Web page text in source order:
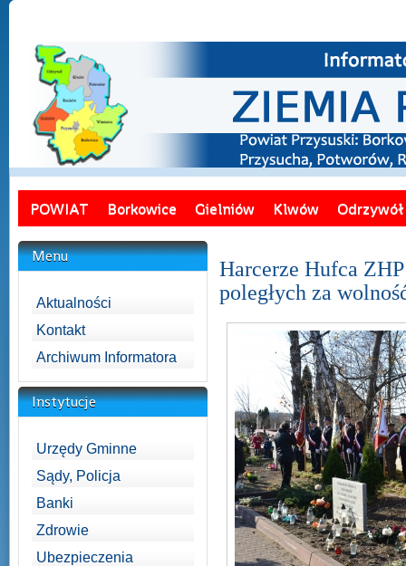
POWIAT Borkowice Gielniów Klwów Odrzywół
Menu
Aktualności
Kontakt
Archiwum Informatora
Instytucje
Urzędy Gminne
Sądy, Policja
Banki
Zdrowie
Ubezpieczenia
Harcerze Hufca
poległych za